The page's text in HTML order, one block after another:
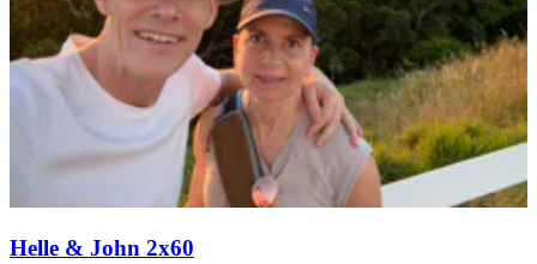
Helle & John 2x60